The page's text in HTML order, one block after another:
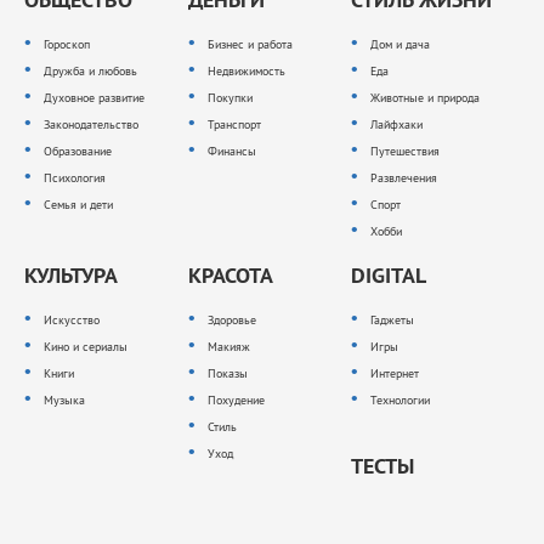
Гороскоп
Дружба и любовь
Духовное развитие
Законодательство
Образование
Психология
Семья и дети
Бизнес и работа
Недвижимость
Покупки
Транспорт
Финансы
Дом и дача
Еда
Животные и природа
Лайфхаки
Путешествия
Развлечения
Спорт
Хобби
КУЛЬТУРА
Искусство
Кино и сериалы
Книги
Музыка
КРАСОТА
Здоровье
Макияж
Показы
Похудение
Стиль
Уход
DIGITAL
Гаджеты
Игры
Интернет
Технологии
ТЕСТЫ